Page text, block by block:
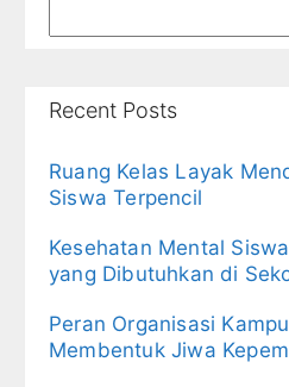
Recent Posts
Ruang Kelas Layak
Siswa Terpencil
Kesehatan Mental
yang Dibutuhkan di
Peran Organisasi
Membentuk Jiwa